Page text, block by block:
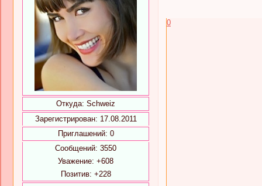
Откуда: Schweiz
Зарегистрирован: 17.08.2011
Приглашений: 0
Сообщений: 3550
Уважение: +608
Позитив: +228
0